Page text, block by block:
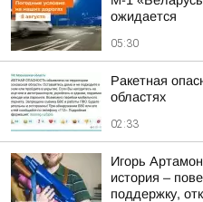
ожидается
05:30
Ракетная
областях
02:33
Игорь
история –
поддержку,